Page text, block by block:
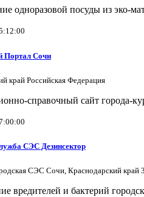
одноразовой посуды из эко-
Портал Сочи
край Российская Федерация
справочный сайт города-
СЭС Дезинсектор
СЭС Сочи, Краснодарский край
вредителей и бактерий